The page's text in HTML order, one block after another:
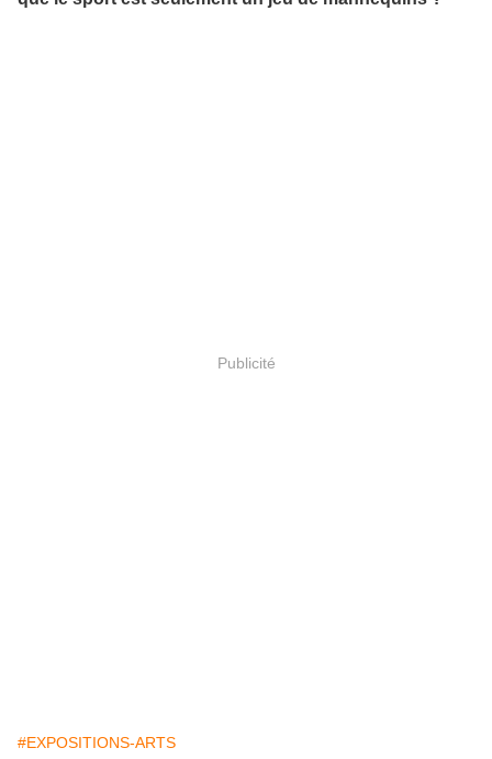
Publicité
#EXPOSITIONS-ARTS